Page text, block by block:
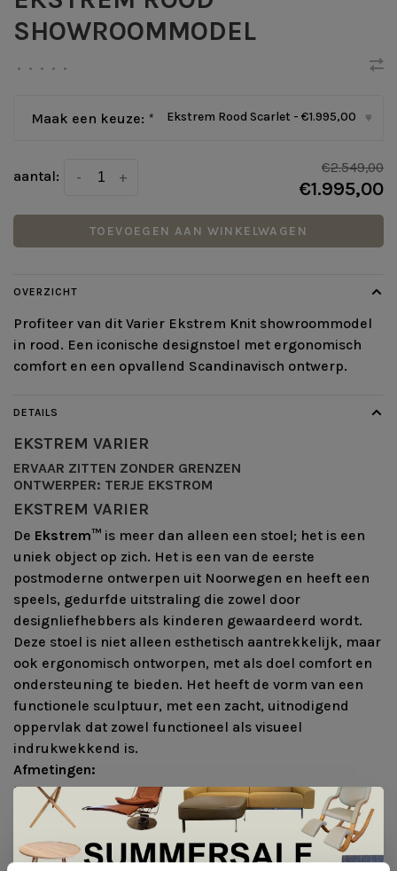
SHOWROOMMODEL
• • • • •
Maak een keuze: * Ekstrem Rood Scarlet - €1.995,00 ▾
aantal: +
-
€2.549,00
€1.995,00
TOEVOEGEN AAN WINKELWAGEN
OVERZICHT
Profiteer van dit Varier Ekstrem Knit showroommodel
in rood. Een iconische designstoel met ergonomisch
comfort en een opvallend Scandinavisch ontwerp.
DETAILS
EKSTREM VARIER
ERVAAR ZITTEN ZONDER GRENZEN
ONTWERPER: TERJE EKSTROM
EKSTREM VARIER
De Ekstrem™ is meer dan alleen een stoel; het is een
uniek object op zich. Het is een van de eerste
postmoderne ontwerpen uit Noorwegen en heeft een
speels, gedurfde uitstraling die zowel door
designliefhebbers als kinderen gewaardeerd wordt.
Deze stoel is niet alleen esthetisch aantrekkelijk, maar
ook ergonomisch ontworpen, met als doel comfort en
ondersteuning te bieden. Het heeft de vorm van een
functionele sculptuur, met een zacht, uitnodigend
oppervlak dat zowel functioneel als visueel
indrukwekkend is.
Afmetingen:
B x D x H: 72cm x 70cm x 79cm
Zithoogte: 43cm
Uitvoering: